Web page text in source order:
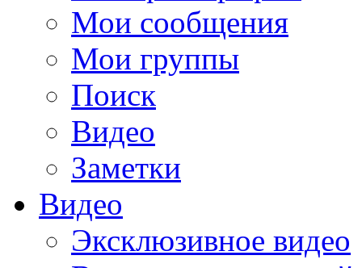
Мои сообщения
Мои группы
Поиск
Видео
Заметки
Видео
Эксклюзивное видео